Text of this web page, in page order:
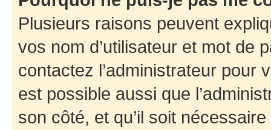
Plusieurs raisons peuvent
vos nom d’utilisateur et mot de
contactez l’administrateur pour
est possible aussi que
son côté, et qu’il soit